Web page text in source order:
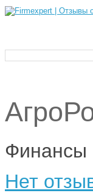
Финансы
Нет